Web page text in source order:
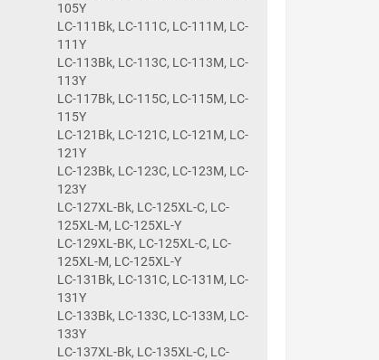
105Y
LC-111Bk, LC-111C, LC-111M, LC-
111Y
LC-113Bk, LC-113C, LC-113M, LC-
113Y
LC-117Bk, LC-115C, LC-115M, LC-
115Y
LC-121Bk, LC-121C, LC-121M, LC-
121Y
LC-123Bk, LC-123C, LC-123M, LC-
123Y
LC-127XL-Bk, LC-125XL-C, LC-
125XL-M, LC-125XL-Y
LC-129XL-BK, LC-125XL-C, LC-
125XL-M, LC-125XL-Y
LC-131Bk, LC-131C, LC-131M, LC-
131Y
LC-133Bk, LC-133C, LC-133M, LC-
133Y
LC-137XL-Bk, LC-135XL-C, LC-